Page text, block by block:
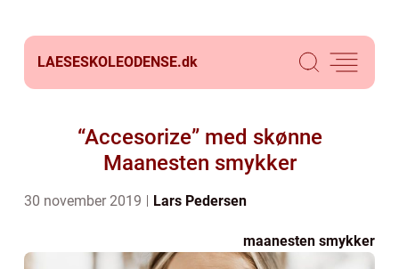
LAESESKOLEODENSE.dk
“Accesorize” med skønne
Maanesten smykker
30 november 2019 Lars Pedersen
maanesten smykker